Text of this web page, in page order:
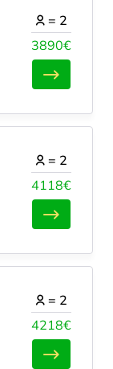
3890€
= 2
4118€
= 2
4218€
= 2